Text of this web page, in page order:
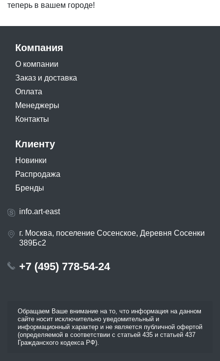
теперь в вашем городе!
Компания
О компании
Заказ и доставка
Оплата
Менеджеры
Контакты
Клиенту
Новинки
Распродажа
Бренды
info.art-east
г. Москва, поселение Сосенское, Деревня Сосенки
389Бс2
+7 (495) 778-54-24
Обращаем Ваше внимание на то, что информация на данном
сайте носит исключительно уведомительный и
информационный характер и не является публичной офертой
(определяемой в соответствии с статьей 435 и статьей 437
Гражданского кодекса РФ).